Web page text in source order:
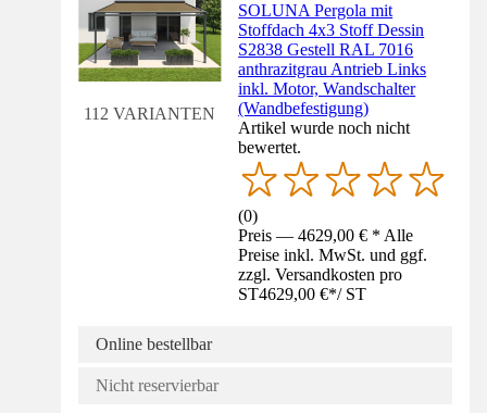
112 VARIANTEN
SOLUNA Pergola mit
Stoffdach 4x3 Stoff Dessin
S2838 Gestell RAL 7016
anthrazitgrau Antrieb Links
inkl. Motor, Wandschalter
(Wandbefestigung)
Artikel wurde noch nicht
bewertet.
(0)
Preis — 4629,00 € * Alle
Preise inkl. MwSt. und ggf.
zzgl. Versandkosten pro
ST4629,00 €*/ ST
Online bestellbar
Nicht reservierbar